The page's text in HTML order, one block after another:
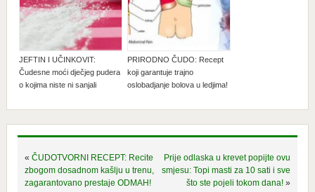
JEFTIN I UČINKOVIT:
Čudesne moći dječjeg pudera
o kojima niste ni sanjali
PRIRODNO ČUDO: Recept
koji garantuje trajno
oslobadjanje bolova u ledjima!
« ČUDOTVORNI RECEPT: Recite
zbogom dosadnom kašlju u trenu,
zagarantovano prestaje ODMAH!
Prije odlaska u krevet popijte ovu
smjesu: Topi masti za 10 sati i sve
što ste pojeli tokom dana! »